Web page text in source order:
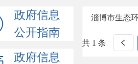
政府信息
公开指南
政府信息
淄博市生态
共 1 条